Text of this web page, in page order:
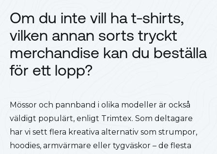
Om du inte vill ha t-shirts,
vilken annan sorts tryckt
merchandise kan du beställa
för ett lopp?
Mössor och pannband i olika modeller är också
väldigt populärt, enligt Trimtex. Som deltagare
har vi sett flera kreativa alternativ som strumpor,
hoodies, armvärmare eller tygväskor – de flesta